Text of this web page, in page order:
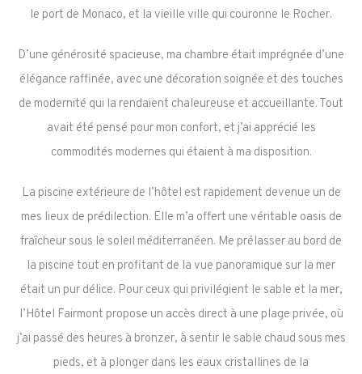
le port de Monaco, et la vieille ville qui couronne le Rocher.
D’une générosité spacieuse, ma chambre était imprégnée d’une
élégance raffinée, avec une décoration soignée et des touches
de modernité qui la rendaient chaleureuse et accueillante. Tout
avait été pensé pour mon confort, et j’ai apprécié les
commodités modernes qui étaient à ma disposition.
La piscine extérieure de l’hôtel est rapidement devenue un de
mes lieux de prédilection. Elle m’a offert une véritable oasis de
fraîcheur sous le soleil méditerranéen. Me prélasser au bord de
la piscine tout en profitant de la vue panoramique sur la mer
était un pur délice. Pour ceux qui privilégient le sable et la mer,
l’Hôtel Fairmont propose un accès direct à une plage privée, où
j’ai passé des heures à bronzer, à sentir le sable chaud sous mes
pieds, et à plonger dans les eaux cristallines de la